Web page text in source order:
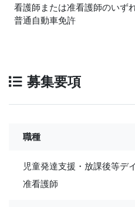
看護師または准看護師のいず
普通自動車免許
募集要項
職種
児童発達支援・放課後等デ
准看護師